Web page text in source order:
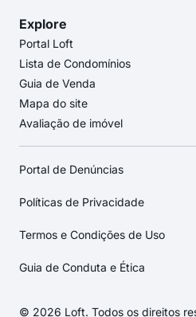
Explore
Portal Loft
Lista de Condomínios
Guia de Venda
Mapa do site
Avaliação de imóvel
Portal de Denúncias
Políticas de Privacidade
Termos e Condições de Uso
Guia de Conduta e Ética
© 2026 Loft. Todos os direitos